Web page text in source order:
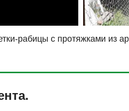
рабицы с протяжками из